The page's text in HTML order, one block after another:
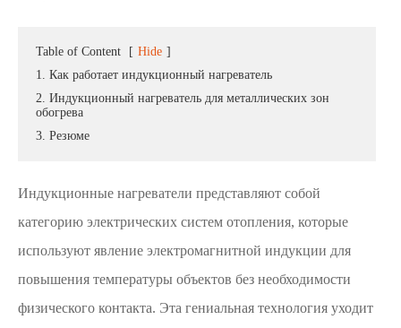
Table of Content [ Hide ]
1. Как работает индукционный нагреватель
2. Индукционный нагреватель для металлических зон
обогрева
3. Резюме
Индукционные нагреватели представляют собой
категорию электрических систем отопления, которые
используют явление электромагнитной индукции для
повышения температуры объектов без необходимости
физического контакта. Эта гениальная технология уходит